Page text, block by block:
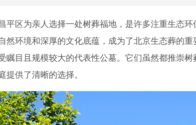
平区为亲人选择一处树葬福地，是许多注重生态
然环境和深厚的文化底蕴，成为了北京生态葬的
瞩目且规模较大的代表性公墓。它们虽然都推崇
提供了清晰的选择。